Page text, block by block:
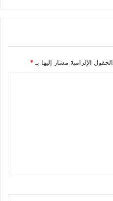
الحقول الإلزامية مشار إليها بـ *